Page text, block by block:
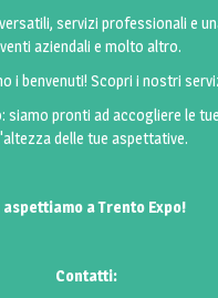
servizi professionali e
aziendali e molto altro.
i benvenuti! Scopri i nostri
pronti ad accogliere le
delle tue aspettative.
aspettiamo a Trento Expo!
Contatti: